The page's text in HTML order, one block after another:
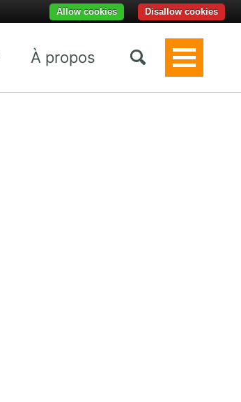
À propos
Toggle
Menu
Disallow cookies
Allow cookies